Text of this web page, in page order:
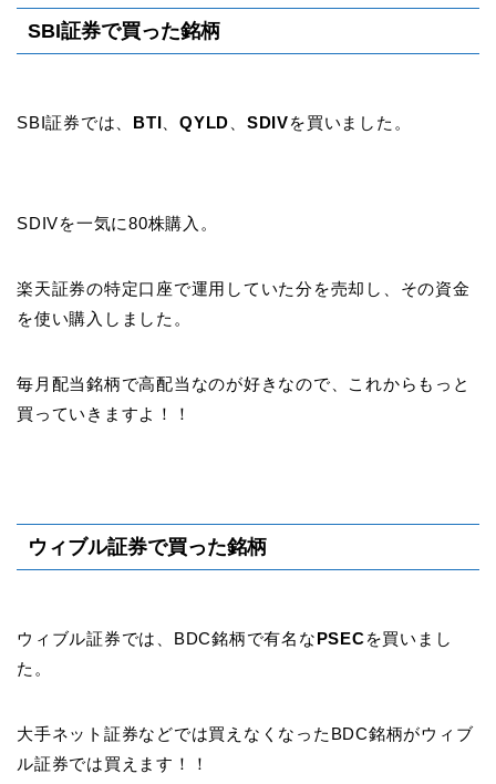
SBI証券で買った銘柄
SBI証券では、 BTI 、QYLD SDIVを買いました。
SDIVを一気に80株購入。
楽天証券の特定口座で運用していた分を売却し、その資金
を使い購入しました。
毎月配当銘柄で高配当なのが好きなので、これからもっと
買っていきますよ！！
ウィブル証券で買った銘柄
ウィブル証券では、BDC銘柄で有名なPSECを買いまし
た。
大手ネット証券などでは買えなくなったBDC銘柄がウィブ
ル証券では買えます！！